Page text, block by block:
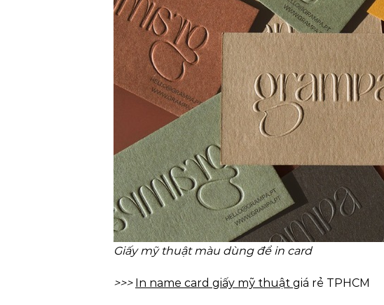
Giấy mỹ thuật màu dùng để in card
>>> In name card giấy mỹ thuật giá rẻ TPHCM